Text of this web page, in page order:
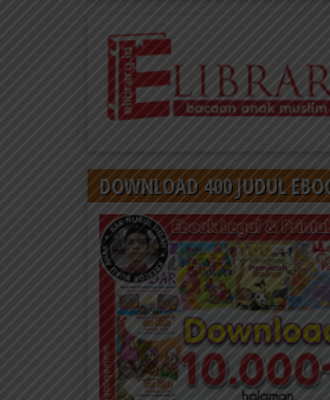
DOWNLOAD 400 JUDUL